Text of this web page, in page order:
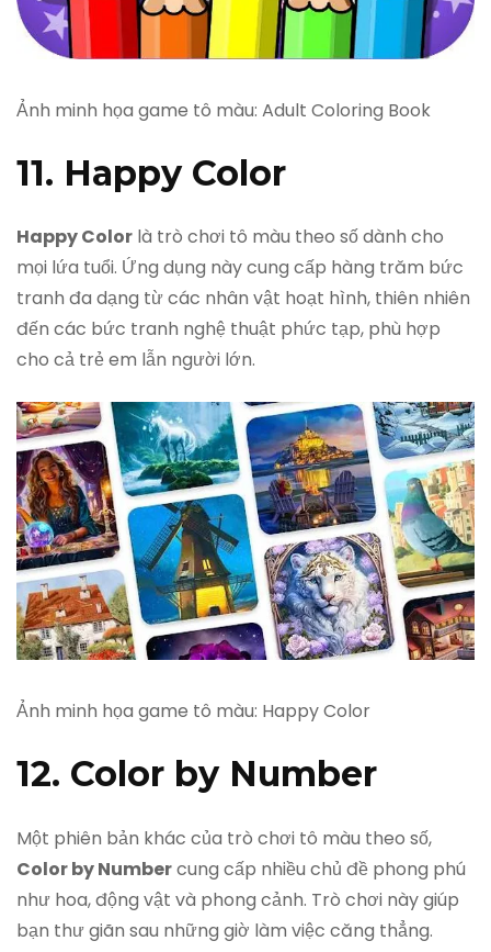
Ảnh minh họa game tô màu: Adult Coloring Book
11. Happy Color
Happy Color là trò chơi tô màu theo số dành cho
mọi lứa tuổi. Ứng dụng này cung cấp hàng trăm bức
tranh đa dạng từ các nhân vật hoạt hình, thiên nhiên
đến các bức tranh nghệ thuật phức tạp, phù hợp
cho cả trẻ em lẫn người lớn.
Ảnh minh họa game tô màu: Happy Color
12. Color by Number
Một phiên bản khác của trò chơi tô màu theo số,
Color by Numbercung cấp nhiều chủ đề phong phú
như hoa, động vật và phong cảnh. Trò chơi này giúp
bạn thư giãn sau những giờ làm việc căng thẳng.